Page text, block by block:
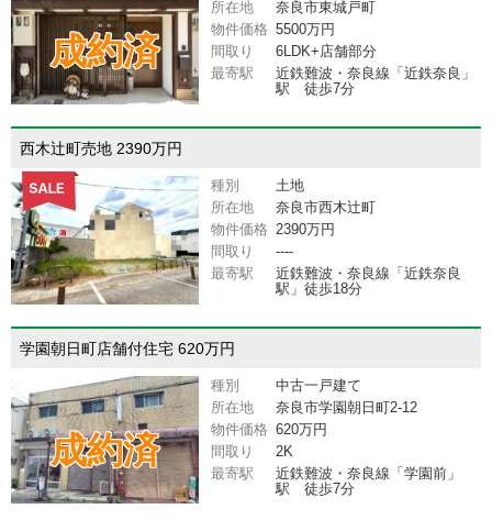
成約済
所在地
奈良市東城戸町
物件価格 5500万円
間取り
6LDK+店舗部分
最寄駅
近鉄難波・奈良線「近鉄奈良」
駅 徒歩7分
西木辻町売地 2390万円
種別
土地
所在地
奈良市西木辻町
物件価格 2390万円
間取り
----
最寄駅
近鉄難波・奈良線「近鉄奈良
駅」徒歩18分
学園朝日町店舗付住宅 620万円
成約済
種別
中古一戸建て
所在地
奈良市学園朝日町2-12
物件価格 620万円
間取り
2K
最寄駅
近鉄難波・奈良線「学園前」
駅 徒歩7分